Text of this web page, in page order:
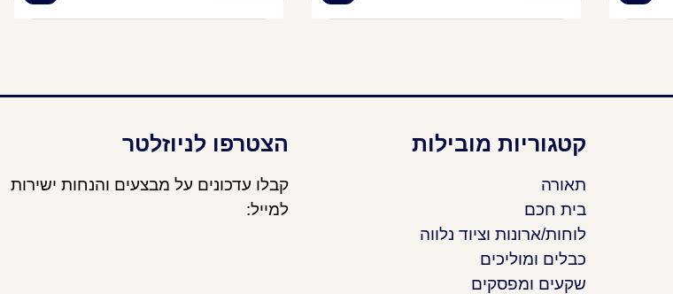
קטגוריות מובילות
תאורה
בית חכם
לוחות/ארונות וציוד נלווה
כבלים ומוליכים
שקעים ומפסקים
הצטרפו לניוזלטר
קבלו עדכונים על מבצעים והנחות ישירות
למייל: